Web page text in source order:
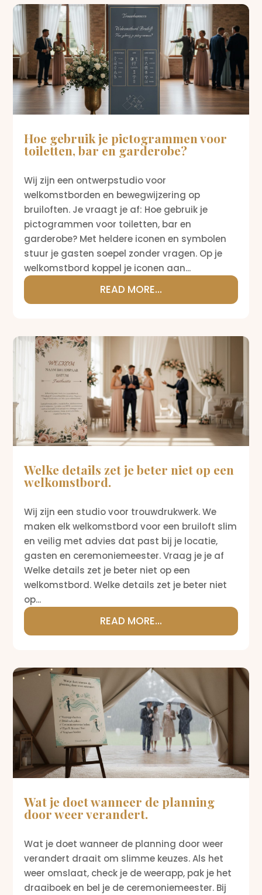
Hoe gebruik je pictogrammen voor
toiletten, bar en garderobe?
Wij zijn een ontwerpstudio voor
welkomstborden en bewegwijzering op
bruiloften. Je vraagt je af: Hoe gebruik je
pictogrammen voor toiletten, bar en
garderobe? Met heldere iconen en symbolen
stuur je gasten soepel zonder vragen. Op je
welkomstbord koppel je iconen aan...
READ MORE...
Welke details zet je beter niet op een
welkomstbord.
Wij zijn een studio voor trouwdrukwerk. We
maken elk welkomstbord voor een bruiloft slim
en veilig met advies dat past bij je locatie,
gasten en ceremoniemeester. Vraag je je af
Welke details zet je beter niet op een
welkomstbord. Welke details zet je beter niet
op...
READ MORE...
Wat je doet wanneer de planning
door weer verandert.
Wat je doet wanneer de planning door weer
verandert draait om slimme keuzes. Als het
weer omslaat, check je de weerapp, pak je het
draaiboek en bel je de ceremoniemeester. Bij